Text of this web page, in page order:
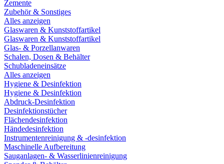
Zemente
Zubehör & Sonstiges
Alles anzeigen
Glaswaren & Kunststoffartikel
Glaswaren & Kunststoffartikel
Glas- & Porzellanwaren
Schalen, Dosen & Behälter
Schubladeneinsätze
Alles anzeigen
Hygiene & Desinfektion
Hygiene & Desinfektion
Abdruck-Desinfektion
Desinfektionstücher
Flächendesinfektion
Händedesinfektion
Instrumentenreinigung & -desinfektion
Maschinelle Aufbereitung
Sauganlagen- & Wasserlinienreinigung